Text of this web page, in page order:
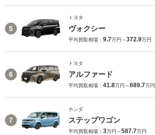
5
トヨタ
ヴォクシー
平均買取相場： 9.7万円～372.9万円
6
トヨタ
アルファード
平均買取相場： 41.8万円～689.7万円
7
ホンダ
ステップワゴン
平均買取相場： 3万円～587.7万円